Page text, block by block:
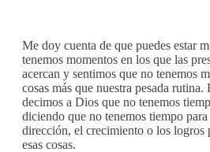
Me doy cuenta de que puedes estar
tenemos momentos en los que las
acercan y sentimos que no tenemos
cosas más que nuestra pesada
decimos a Dios que no tenemos
diciendo que no tenemos tiempo
dirección, el crecimiento o los logros
esas cosas.